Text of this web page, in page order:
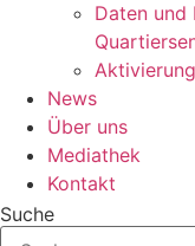
Daten und
News
Über uns
Mediathek
Kontakt
Suche